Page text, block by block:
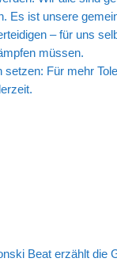
Es ist unsere
– für uns
müssen.
Für mehr
Beat erzählt